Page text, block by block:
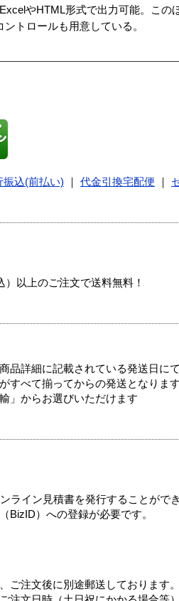
やHTML形式で出力可能。この
トロールも用意している。
振込(前払い) 代金引換宅配便
以上のご注文で送料無料！
品詳細に記載されている発送日に
すべて揃ってからの発送となります
」からお選びいただけます
ライン見積書を発行することができ
BizID）への登録が必要です。
ご注文後に別途郵送しております。